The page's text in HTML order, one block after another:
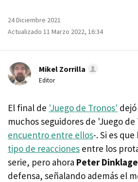
24 Diciembre 2021
Actualizado 11 Marzo 2022, 16:34
Mikel Zorrilla
Editor
El final de 'Juego de Tronos'
muchos seguidores de 'Juego
encuentro entre ellos-. Si es
tipo de reacciones entre los
serie, pero ahora Peter Dinklage
defensa, señalando además el